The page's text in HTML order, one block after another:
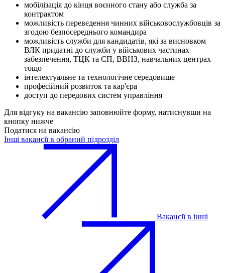
мобілізація до кінця воєнного стану або служба за
контрактом
можливість переведення чинних військовослужбовців за
згодою безпосереднього командира
можливість служби для кандидатів, які за висновком
ВЛК придатні до служби у військових частинах
забезпечення, ТЦК та СП, ВВНЗ, навчальних центрах
тощо
інтелектуальне та технологічне середовище
професійний розвиток та кар'єра
доступ до передових систем управління
Для відгуку на вакансію заповнюйте форму, натиснувши на
кнопку нижче
Податися на вакансію
Інші вакансії в обраний підрозділ
Вакансії в інші